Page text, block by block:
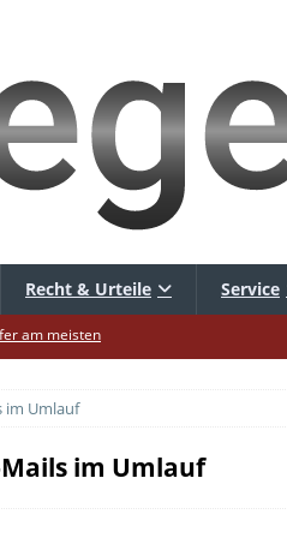
Recht & Urteile Service
am meisten
ab morgen
im Umlauf
im Umlauf